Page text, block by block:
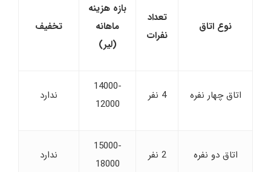
نوع اتاق
تعداد
نفرات
بازه هزینه
ماهانه
(لیر)
تخفیف
اتاق چهار نفره 4 نفر
14000-
12000
ندارد
اتاق دو نفره 2 نفر
15000-
18000
ندارد